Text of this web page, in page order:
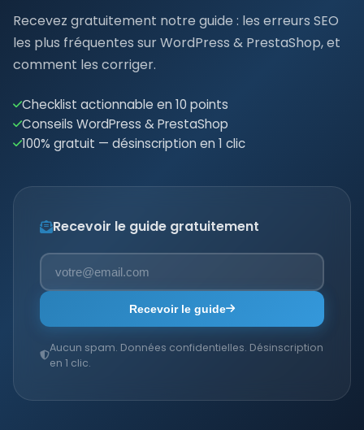
Recevez gratuitement notre guide : les erreurs SEO
les plus fréquentes sur WordPress & PrestaShop, et
comment les corriger.
Checklist actionnable en 10 points
Conseils WordPress & PrestaShop
100% gratuit — désinscription en 1 clic
Recevoir le guide gratuitement
Recevoir le guide
Aucun spam. Données confidentielles. Désinscription
en 1 clic.